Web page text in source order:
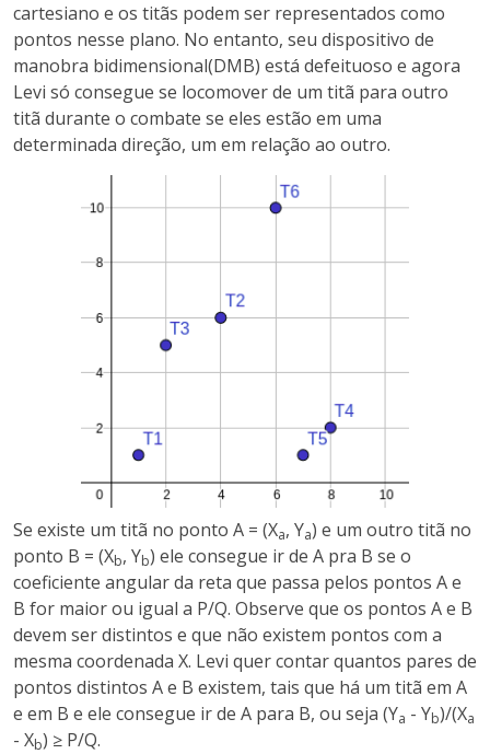
cartesiano e os titãs podem ser representados como
pontos nesse plano. No entanto, seu dispositivo de
manobra bidimensional(DMB) está defeituoso e agora
Levi só consegue se locomover de um titã para outro
titã durante o combate se eles estão em uma
determinada direção, um em relação ao outro.
Se existe um titã no ponto A = (Xa, Ya) e um outro titã no
ponto B = (Xb, Yb) ele consegue ir de A pra B se o
coeficiente angular da reta que passa pelos pontos A e
B for maior ou igual a P/Q. Observe que os pontos A e B
devem ser distintos e que não existem pontos com a
mesma coordenada X. Levi quer contar quantos pares de
pontos distintos A e B existem, tais que há um titã em A
e em B e ele consegue ir de A para B, ou seja (Ya - Yb)/(Xa
- Xb) ≥ P/Q.